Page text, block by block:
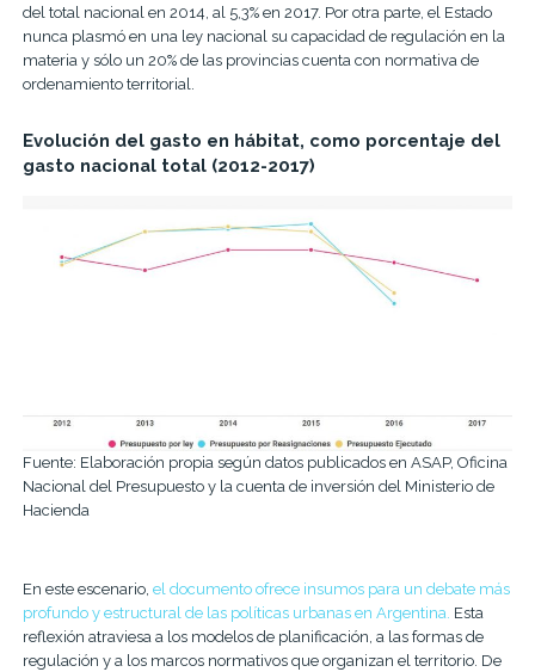
del total nacional en 2014, al 5,3% en 2017. Por otra parte, el Estado
nunca plasmó en una ley nacional su capacidad de regulación en la
materia y sólo un 20% de las provincias cuenta con normativa de
ordenamiento territorial.
Evolución del gasto en hábitat, como porcentaje del
gasto nacional total (2012-2017)
Fuente: Elaboración propia según datos publicados en ASAP, Oficina
Nacional del Presupuesto y la cuenta de inversión del Ministerio de
Hacienda
En este escenario, el documento ofrece insumos para un debate más
profundo y estructural de las políticas urbanas en Argentina. Esta
reflexión atraviesa a los modelos de planificación, a las formas de
regulación y a los marcos normativos que organizan el territorio. De